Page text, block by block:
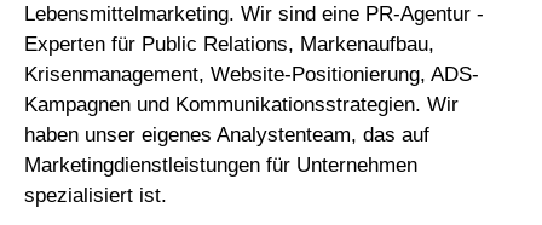
Lebensmittelmarketing. Wir sind eine PR-Agentur -
Experten für Public Relations, Markenaufbau,
Krisenmanagement, Website-Positionierung, ADS-
Kampagnen und Kommunikationsstrategien. Wir
haben unser eigenes Analystenteam, das auf
Marketingdienstleistungen für Unternehmen
spezialisiert ist.